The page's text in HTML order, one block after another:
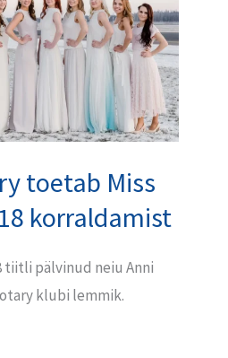
toetab Miss
korraldamist
tiitli pälvinud neiu Anni
klubi lemmik.